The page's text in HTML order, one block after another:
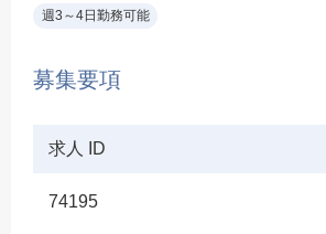
週3～4日勤務可能
募集要項
求人 ID
74195